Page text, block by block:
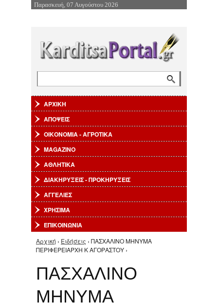
Επιστροφή στην Πλοήγηση
Παρασκευή, 07 Αυγούστου 2026
ΑΡΧΙΚΗ
ΑΠΟΨΕΙΣ
ΟΙΚΟΝΟΜΙΑ - ΑΓΡΟΤΙΚΑ
MAGAZINO
ΑΘΛΗΤΙΚΑ
ΔΙΑΚΗΡΥΞΕΙΣ - ΠΡΟΚΗΡΥΞΕΙΣ
ΑΓΓΕΛΙΕΣ
ΧΡΗΣΙΜΑ
ΕΠΙΚΟΙΝΩΝΙΑ
Είστε εδώ
Αρχική › Ειδήσεις › ΠΑΣΧΑΛΙΝΟ ΜΗΝΥΜΑ
ΠΕΡΙΦΕΡΕΙΑΡΧΗ Κ ΑΓΟΡΑΣΤΟΥ ›
ΠΑΣΧΑΛΙΝΟ
ΜΗΝΥΜΑ